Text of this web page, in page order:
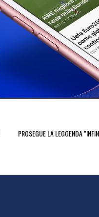
PROSEGUE LA LEGGENDA